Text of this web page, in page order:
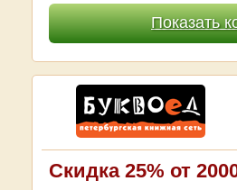
Показать
Скидка 25% от